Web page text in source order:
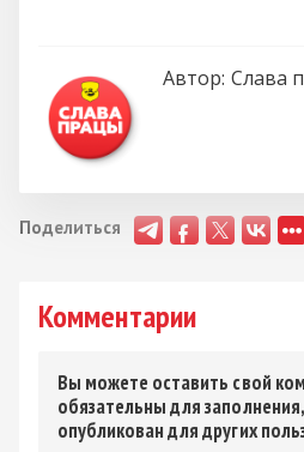
Автор: Слава
Поделиться
Комментарии
Вы можете оставить свой
обязательны для
опубликован для других